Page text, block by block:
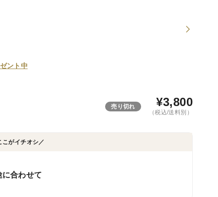
ント中
売り切れ ¥3,800
（税込/送料別）
こがイチオシ／
合わせて